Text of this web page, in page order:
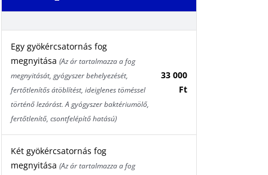
Egy gyökércsatornás fog
megnyitása(Az ár tartalmazza a fog
megnyitását, gyógyszer behelyezését,
fertőtlenítős átöblítést, ideiglenes töméssel
történő lezárást. A gyógyszer baktériumölő,
fertőtlenítő, csontfelépítő hatású)
33 000
Ft
Két gyökércsatornás fog
megnyitása(Az ár tartalmazza a fog